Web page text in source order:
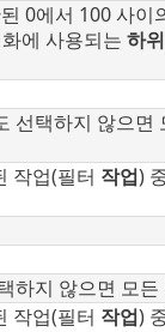
0에서 100 사이
에 사용되는 하
선택하지 않으면
작업(필터 작업)
하지 않으면 모
작업(필터 작업)